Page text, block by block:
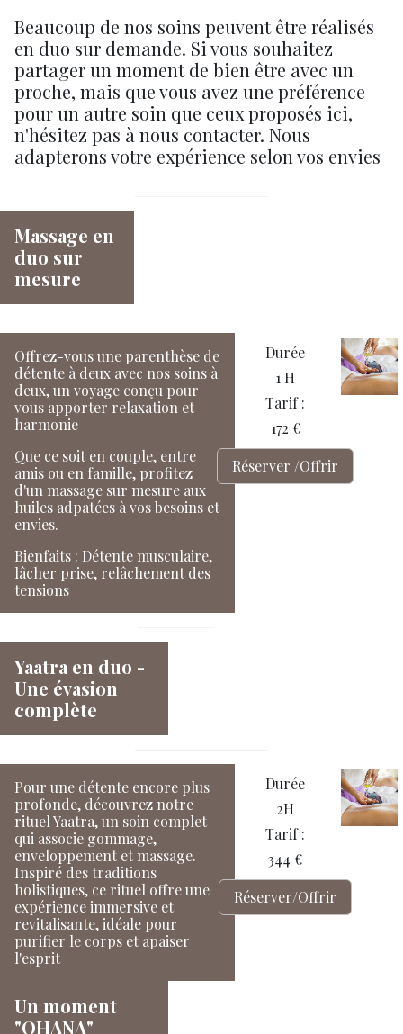
Beaucoup de nos soins peuvent être réalisés
en duo sur demande. Si vous souhaitez
partager un moment de bien être avec un
proche, mais que vous avez une préférence
pour un autre soin que ceux proposés ici,
n'hésitez pas à nous contacter. Nous
adapterons votre expérience selon vos envies
Massage en
duo sur
mesure
Offrez-vous une parenthèse de
détente à deux avec nos soins à
deux, un voyage conçu pour
vous apporter relaxation et
harmonie
Que ce soit en couple, entre
amis ou en famille, profitez
d'un massage sur mesure aux
huiles adpatées à vos besoins et
envies.
Bienfaits : Détente musculaire,
lâcher prise, relâchement des
tensions
Durée
1 H
Tarif :
172 €
Réserver /Offrir
Yaatra en duo -
Une évasion
complète
Pour une détente encore plus
profonde, découvrez notre
rituel Yaatra, un soin complet
qui associe gommage,
enveloppement et massage.
Inspiré des traditions
holistiques, ce rituel offre une
expérience immersive et
revitalisante, idéale pour
purifier le corps et apaiser
l'esprit
Durée
2H
Tarif :
344 €
Réserver/Offrir
Un moment
"OHANA"